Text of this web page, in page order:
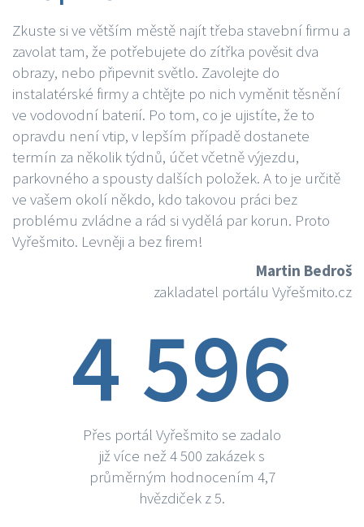
Zkuste si ve větším městě najít třeba stavební firmu a
zavolat tam, že potřebujete do zítřka pověsit dva
obrazy, nebo připevnit světlo. Zavolejte do
instalatérské firmy a chtějte po nich vyměnit těsnění
ve vodovodní baterií. Po tom, co je ujistíte, že to
opravdu není vtip, v lepším případě dostanete
termín za několik týdnů, účet včetně výjezdu,
parkovného a spousty dalších položek. A to je určitě
ve vašem okolí někdo, kdo takovou práci bez
problému zvládne a rád si vydělá par korun. Proto
Vyřešmito. Levněji a bez firem!
Martin Bedroš
zakladatel portálu Vyřešmito.cz
4 596
Přes portál Vyřešmito se zadalo
již více než 4 500 zakázek s
průměrným hodnocením 4,7
hvězdiček z 5.